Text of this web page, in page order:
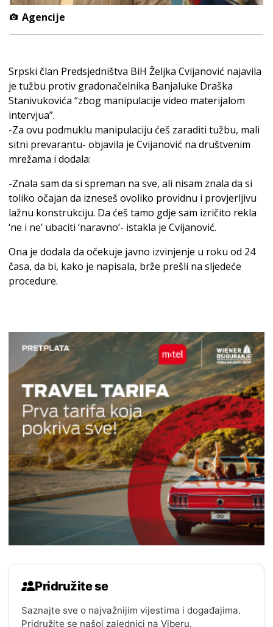
Agencije
Srpski član Predsjedništva BiH Željka Cvijanović najavila
je tužbu protiv gradonačelnika Banjaluke Draška
Stanivukovića “zbog manipulacije video materijalom
intervjua”.
-Za ovu podmuklu manipulaciju ćeš zaraditi tužbu, mali
sitni prevarantu- objavila je Cvijanović na društvenim
mrežama i dodala:
-Znala sam da si spreman na sve, ali nisam znala da si
toliko očajan da izneseš ovoliko providnu i provjerljivu
lažnu konstrukciju. Da ćeš tamo gdje sam izričito rekla
‘ne i ne’ ubaciti ‘naravno’- istakla je Cvijanović.
Ona je dodala da očekuje javno izvinjenje u roku od 24
časa, da bi, kako je napisala, brže prešli na sljedeće
procedure.
Pridružite se
Saznajte sve o najvažnijim vijestima i događajima.
Pridružite se našoj zajednici na Viberu.